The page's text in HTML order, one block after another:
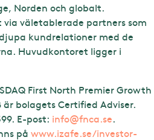
Norden och globalt.
väletablerade partners som
kundrelationer med de
Huvudkontoret ligger i
First North Premier Growth
är bolagets Certified Adviser.
E-post: info@fnca.se.
på www.izafe.se/investor-